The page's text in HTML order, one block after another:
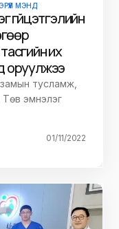
МЭНД
гүйцэтгэлийн
их
оруулжээ
тусламж,
Төв эмнэлэг
01/11/2022